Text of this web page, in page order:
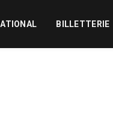
BILLETTERIE